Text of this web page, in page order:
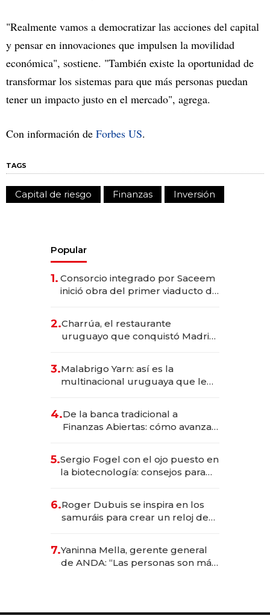
"Realmente vamos a democratizar las acciones del capital
y pensar en innovaciones que impulsen la movilidad
económica", sostiene. "También existe la oportunidad de
transformar los sistemas para que más personas puedan
tener un impacto justo en el mercado", agrega.
Con información de Forbes US.
TAGS
Capital de riesgo Finanzas Inversión
Popular
1. Consorcio integrado por Saceem
inició obra del primer viaducto de
millones
2.Charrúa, el restaurante
uruguayo que conquistó Madrid:
anticipación y prepara apertura
3.Malabrigo Yarn: así es la
multinacional uruguaya que le
4.De la banca tradicional a
Finanzas Abiertas: cómo avanza
5.Sergio Fogel con el ojo puesto en
la biotecnología: consejos para
6.Roger Dubuis se inspira en los
samuráis para crear un reloj de
7.Yaninna Mella, gerente general
de ANDA: “Las personas son más